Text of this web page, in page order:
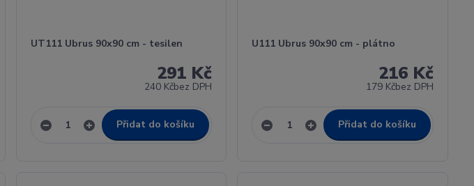
UT111 Ubrus 90x90 cm - tesilen
291 Kč
240 Kčbez DPH
Přidat do košíku
U111 Ubrus 90x90 cm - plátno
216 Kč
179 Kčbez DPH
Přidat do košíku